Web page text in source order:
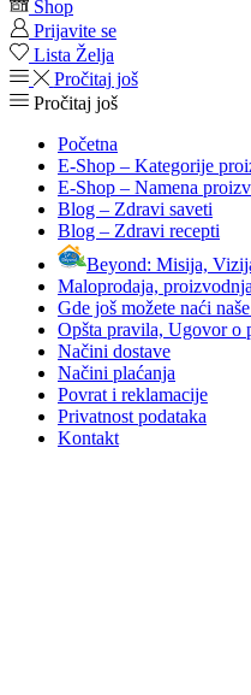
Shop
Prijavite se
Lista Želja
Pročitaj još
Pročitaj još
Početna
E-Shop – Kategorije
E-Shop – Namena
Blog – Zdravi saveti
Blog – Zdravi recepti
Beyond: Misija,
Maloprodaja,
Gde još možete naći
Opšta pravila, Ugovor o
Načini dostave
Načini plaćanja
Povrat i reklamacije
Privatnost podataka
Kontakt